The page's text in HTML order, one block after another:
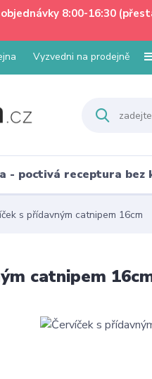
8:00-16:30
Vyzvedni na prodejně
- poctivá receptura bez
s přídavným catnipem 16cm
catnipem